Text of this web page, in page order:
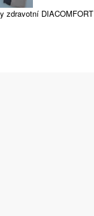
zdravotní DIACOMFORT